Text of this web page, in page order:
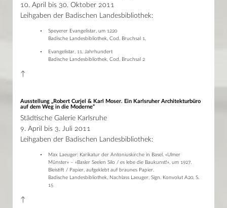
10. April bis 30. Oktober 2011
Leihgaben der Badischen Landesbibliothek:
Speyerer Evangelistar, um 1220
Badische Landesbibliothek, Cod. Bruchsal 1,
Evangelistar, 11. Jahrhundert
Badische Landesbibliothek, Cod. Bruchsal 2
↑
Ausstellung „Robert Curjel & Karl Moser. Ein Karlsruher Architekturbüro
auf dem Weg in die Moderne“
Städtische Galerie Karlsruhe
9. April bis 3. Juli 2011
Leihgaben der Badischen Landesbibliothek:
Max Laeuger: Karikatur der Antoniuskirche in Basel. «Ulmer
Münster» – «Basler Seelen Silo / es lebe die Baukunst!», um 1927.
Bleistift / Papier, aufgeklebt auf braunes Papier.
Badische Landesbibliothek, Nachlass Laeuger, Sign. Konvolut A20, S.
15
↑